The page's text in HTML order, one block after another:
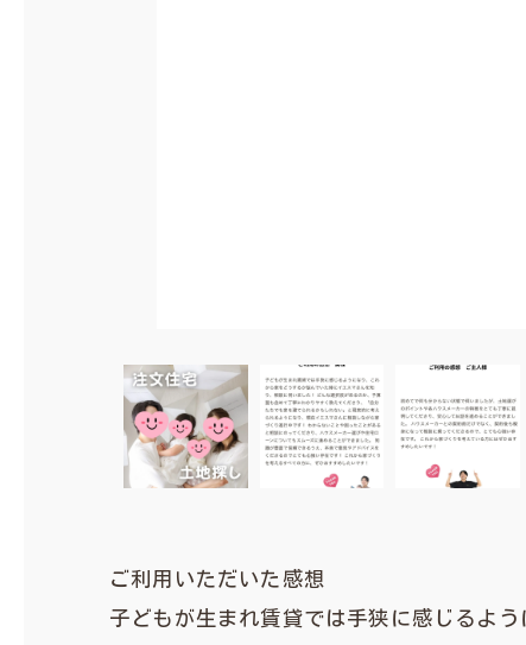
ご利用いただいた感想
子どもが生まれ賃貸では手狭に感じるよ